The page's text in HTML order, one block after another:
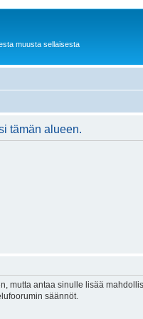
muusta sellaisesta
tämän alueen.
mutta antaa sinulle lisää
säännöt.